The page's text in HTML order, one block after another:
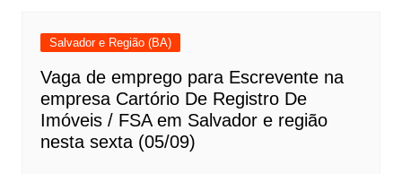
Salvador e Região (BA)
Vaga de emprego para Escrevente na
empresa Cartório De Registro De
Imóveis / FSA em Salvador e região
nesta sexta (05/09)